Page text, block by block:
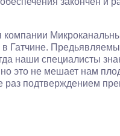
в Гатчине.
наши специалисты
это не мешает нам
раз подтверждением